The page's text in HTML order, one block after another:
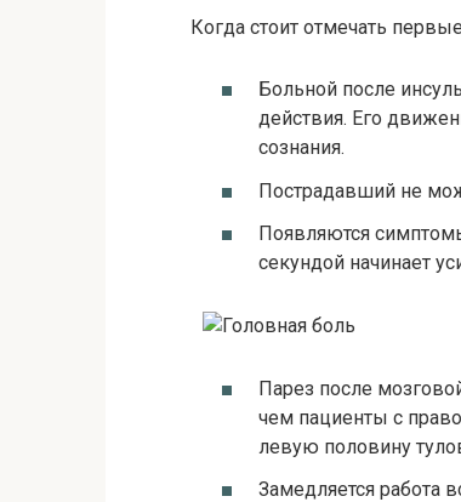
Когда стоит отмечать
Больной после
действия. Его
сознания.
Пострадавший не
Появляются
секундой начинает
Парез после
чем пациенты с
левую половину
Замедляется работа